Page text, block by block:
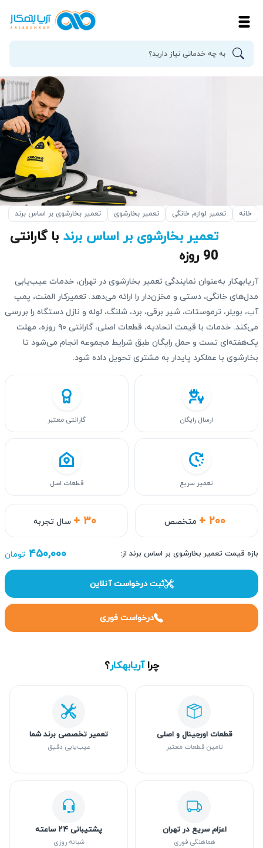
خانه تعمیر لوازم خانگی تعمیر بخارشوی تعمیر بخارشوی بر اساس برند
تعمیر بخارشوی بر اساس برند با گارانتی
90 روزه
آریابهکار به‌عنوان نمایندگی تعمیر بخارشوی در تهران، خدمات عیب‌یابی
مدل‌های خانگی، دستی و مخزن‌دار را ارائه می‌دهد. تعمیرکار المنت، پمپ
آب، بویلر، ترموستات، شیر برقی، برد، شلنگ، لوله و نازل دستگاه را بررسی
می‌کند. خدمات با قیمت اتحادیه، قطعات اصلی، گارانتی ۹۰ روزه، مهلت
یک‌هفته‌ای تست و حمل رایگان طبق شرایط مجموعه انجام می‌شود تا
بخارشوی با عملکرد پایدار به مشتری تحویل داده شود.
+ ۲۰۰ متخصص + ۳۰ سال تجربه
ارسال رایگان گارانتی معتبر
تعمیر سریع قطعات اصل
بازه قیمت تعمیر بخارشوی بر اساس برند از: ۴۵۰,۰۰۰ تومان
ثبت درخواست آنلاین
درخواست فوری
چراآریابهکار؟
قطعات اورجینال و اصلی
تامین قطعات معتبر
تعمیر تخصصی برند شما
عیب‌یابی دقیق
اعزام سریع در تهران
هماهنگی فوری
پشتیبانی ۲۴ ساعته
شبانه روزی